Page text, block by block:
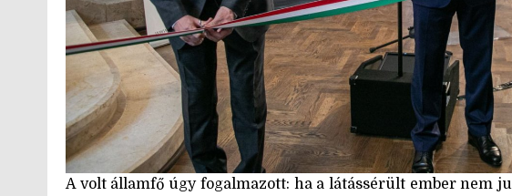
A volt államfő úgy fogalmazott: ha a látássérült ember nem